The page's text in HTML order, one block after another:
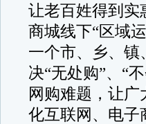
让老百姓得到实
商城线下“区域
一个市、乡、镇
决“无处购”、“
网购难题，让
化互联网、电子